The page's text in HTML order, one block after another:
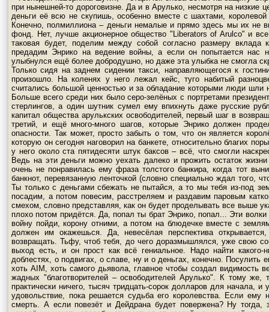
при нынешней-то дороговизне. Да и в Арулько, несмотря на низкие
деньги её всю не скупишь, особенно вместе с шахтами,
Конечно, полмиллиона – деньги немалые и прямо здесь мы их не
фонд. Нет, лучше акционерное общество "Liberators of Arulco" и
таковая будет, поделим между собой согласно размеру
предадим Энрико на ведение войны, а если он попытается нас
улыбнулся ещё более добродушно, но даже эта улыбка не смогла
Только сидя на заднем сидении такси, направляющегося к
произошло. На коленях у него лежал кейс, туго набитый
считались большой ценностью и за обладание которыми люди
Больше всего среди них было серо-зелёных с портретами
стерлингов, а один шутник сумел ему впихнуть даже русские
капитал общества арулькских освободителей, первый шаг в
третий, и ещё много-много шагов, которые Энрико должен
опасности. Так может, просто забыть о том, что он является
которую он сегодня наговорил на банкете, относительно благих
у него около ста пятидесяти штук баксов – всё, что смогли
Ведь на эти деньги можно уехать далеко и прожить остаток
очень не понравилась ему фраза толстого банкира, когда тот
банкнот, перевязанную ленточкой (словно специально ждал того,
Ты только с деньгами сбежать не пытайся, а то мы тебя из-под
посадим, а потом повесим, расстреляем и раздавим паровым
смехом, словно представляя, как он будет проделывать все выше
плохо потом придётся. Да, попал ты брат Энрико, попал... Эти волки
войну пойди, корону отними, а потом на блюдечке вместе с
должен им окажешься. Да, невесёлая перспектива
возвращать. Тьфу, чтоб тебя, до чего доразмышлялся, уже свою
выход есть, и он прост как всё гениальное. Надо найти
доблестях, о подвигах, о славе, ну и о деньгах, конечно.
хоть AIM, хоть самого дьявола, главное чтобы создал видимость
жадных "благотворителей – освободителей Арулько". К тому же,
практически ничего, тысяч тридцать-сорок долларов для начала,
удовольствие, пока решается судьба его королевства. Если ему
смерть. А если повезёт и Дейдрана будет повержена? Ну тогда,